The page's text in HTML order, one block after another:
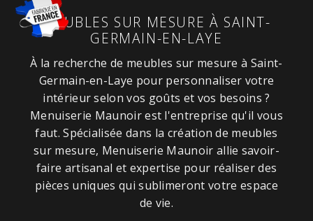
MEUBLES SUR MESURE À SAINT-
GERMAIN-EN-LAYE
À la recherche de meubles sur mesure à Saint-
Germain-en-Laye pour personnaliser votre
intérieur selon vos goûts et vos besoins ?
Menuiserie Maunoir est l'entreprise qu'il vous
faut. Spécialisée dans la création de meubles
sur mesure, Menuiserie Maunoir allie savoir-
faire artisanal et expertise pour réaliser des
pièces uniques qui sublimeront votre espace
de vie.